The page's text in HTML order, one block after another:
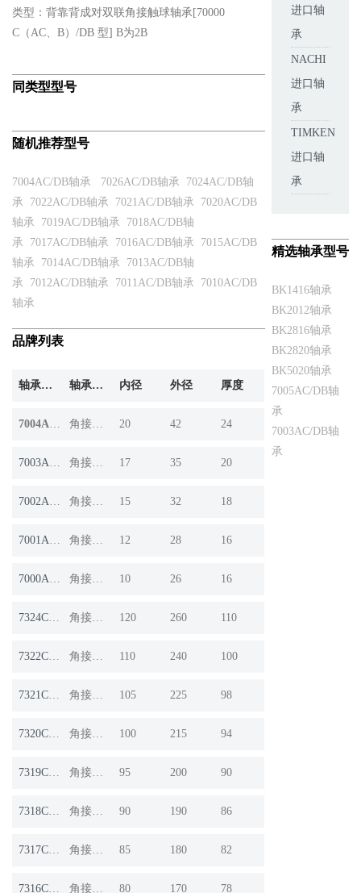
类型：背靠背成对双联角接触球轴承[70000
C（AC、B）/DB 型] B为2B
同类型型号
随机推荐型号
7004AC/DB轴承 7026AC/DB轴承
7024AC/DB轴
承
7022AC/DB轴承 7021AC/DB轴承
7020AC/DB
轴承
7019AC/DB轴承
7018AC/DB轴
承
7017AC/DB轴承 7016AC/DB轴承
7015AC/DB
轴承
7014AC/DB轴承
7013AC/DB轴
承
7012AC/DB轴承 7011AC/DB轴承
7010AC/DB
轴承
品牌列表
轴承产品 轴承系列 内径 外径 厚度
7004AC/DB 角接触球轴承 20 42 24
7003AC/DB 角接触球轴承 17 35 20
7002AC/DB 角接触球轴承 15 32 18
7001AC/DB 角接触球轴承 12 28 16
7000AC/DB 角接触球轴承 10 26 16
7324C/DB 角接触球轴承 120 260 110
7322C/DB 角接触球轴承 110 240 100
7321C/DB 角接触球轴承 105 225 98
7320C/DB 角接触球轴承 100 215 94
7319C/DB 角接触球轴承 95 200 90
7318C/DB 角接触球轴承 90 190 86
7317C/DB 角接触球轴承 85 180 82
7316C/DB 角接触球轴承 80 170 78
进口轴
承
NACHI
进口轴
承
TIMKEN
进口轴
承
精选轴承型号
BK1416轴承
BK2012轴承
BK2816轴承
BK2820轴承
BK5020轴承
7005AC/DB轴
承
7003AC/DB轴
承